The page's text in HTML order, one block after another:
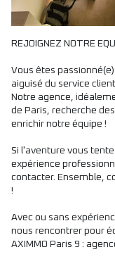
REJOIGNEZ NOTRE
Vous êtes
aiguisé du service
Notre agence,
de Paris, recherche
enrichir notre équipe !
Si l'aventure vous
expérience
contacter. Ensemble,
!
Avec ou sans
nous rencontrer pour
AXIMMO Paris 9 :